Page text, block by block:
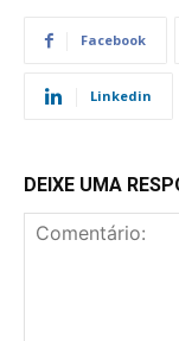
Facebook
Linkedin
DEIXE UMA